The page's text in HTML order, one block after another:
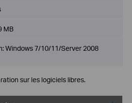
MB
Windows 7/10/11/Server 2008
sur les logiciels libres.